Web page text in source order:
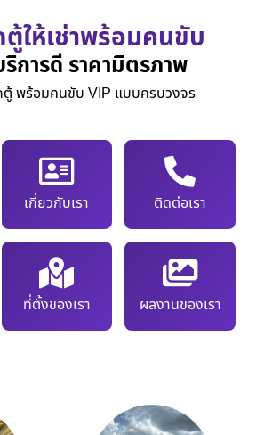
ให้เช่าพร้อมคนขับ
การดี ราคามิตรภาพ
ตู้ พร้อมคนขับ VIP แบบครบวงจร
เกี่ยวกับเรา ติดต่อเรา
ที่ตั้งของเรา ผลงานของเรา